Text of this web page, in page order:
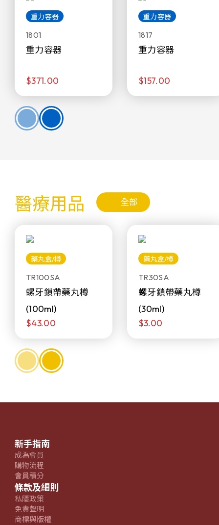
重力容器
1801
重力容器
$371.00
重力容器
1817
重力容器
$157.00
醫療用品 全部
藥丸盒/樽
TR100SA
螺牙鎖帶藥丸樽
(100ml)
$43.00
藥丸盒/樽
TR30SA
螺牙鎖帶藥丸樽
(30ml)
$3.00
新手指南
成為會員
購物流程
會員積分
條款及細則
私隱政策
免責聲明
商標與版權